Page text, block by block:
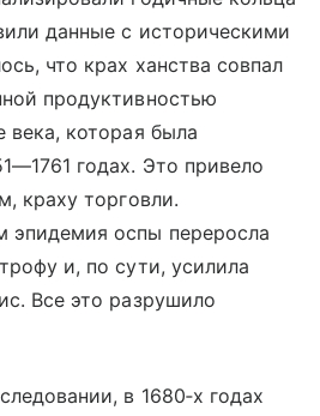
данные с историческими
что крах ханства совпал
продуктивностью
века, которая была
годах. Это привело
краху торговли.
эпидемия оспы переросла
и, по сути, усилила
Все это разрушило
в 1680‑х годах